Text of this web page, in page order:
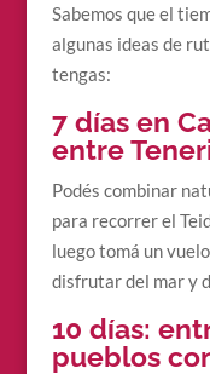
Sabemos que el
algunas ideas de
tengas:
7 días en
entre
Podés combinar
para recorrer el
luego tomá un
disfrutar del mar y
10 días:
pueblos